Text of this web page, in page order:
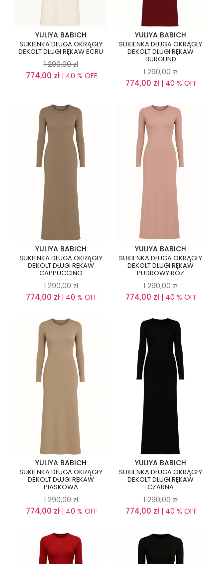
YULIYA BABICH
SUKIENKA DŁUGA OKRĄGŁY
DEKOLT DŁUGI RĘKAW ECRU
1 290,00 zł
774,00 zł| 40 % OFF
YULIYA BABICH
SUKIENKA DŁUGA OKRĄGŁY
DEKOLT DŁUGI RĘKAW
BURGUND
1 290,00 zł
774,00 zł | 40 % OFF
YULIYA BABICH
SUKIENKA DŁUGA OKRĄGŁY
DEKOLT DŁUGI RĘKAW
CAPPUCCINO
1 290,00 zł
774,00 zł| 40 % OFF
YULIYA BABICH
SUKIENKA DŁUGA OKRĄGŁY
DEKOLT DŁUGI RĘKAW
PUDROWY RÓŻ
1 290,00 zł
774,00 zł | 40 % OFF
YULIYA BABICH
SUKIENKA DŁUGA OKRĄGŁY
DEKOLT DŁUGI RĘKAW
PIASKOWA
1 290,00 zł
774,00 zł| 40 % OFF
YULIYA BABICH
SUKIENKA DŁUGA OKRĄGŁY
DEKOLT DŁUGI RĘKAW
CZARNA
1 290,00 zł
774,00 zł | 40 % OFF